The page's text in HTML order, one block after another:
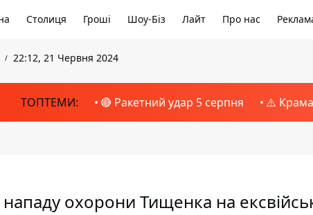
Столиця Гроші Шоу-Біз Лайт Про нас
22:12, 21 Червня 2024
ТОПТЕМИ: 🔴 Ракетний удар 5 серпня ⚠️
нападу охорони Тищенка на